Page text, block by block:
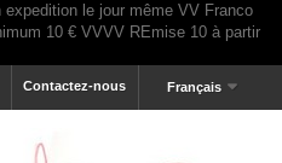
Français
Contactez-nous